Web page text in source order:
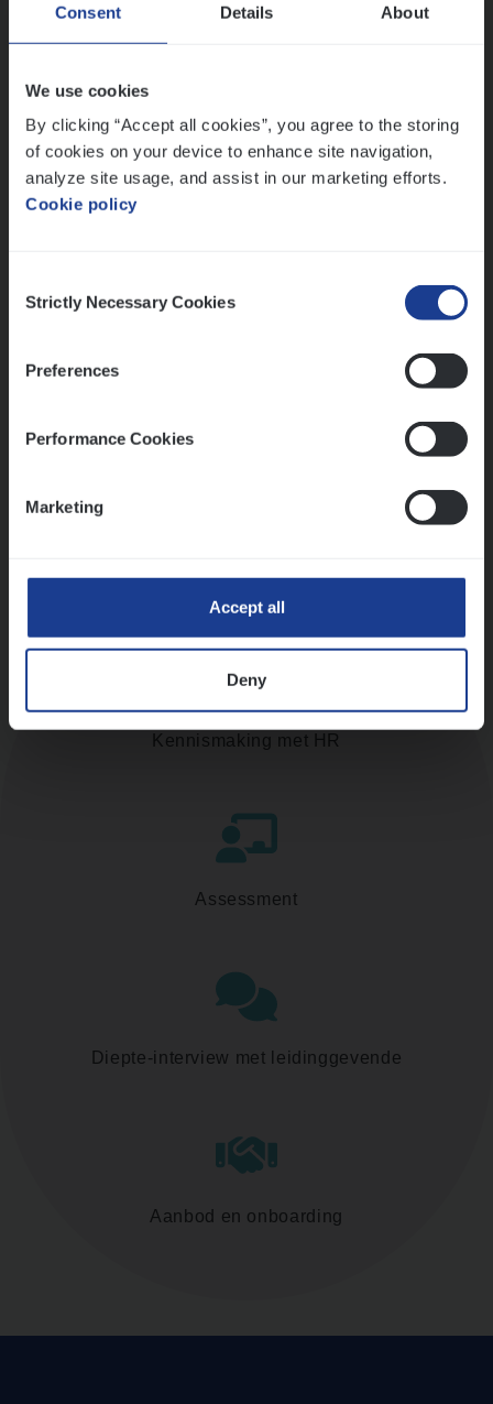
Consent Details About
We use cookies
By clicking “Accept all cookies”, you agree to the storing
of cookies on your device to enhance site navigation,
analyze site usage, and assist in our marketing efforts.
Cookie policy
Selection
Strictly Necessary Cookies
Preferences
Performance Cookies
Marketing
Accept all
Deny
Test Ana­lyst
IT, Change & Innovation
Antwerpen
Lees onze verhalen
Mathias houdt van diepgaande dossiers én droge
humor
Thalia zoekt graag oplossingen, in games én op het
werk
Ons sollicitatieproces
Kennismaking met HR
Assessment
Diepte-interview met leidinggevende
Aanbod en onboarding